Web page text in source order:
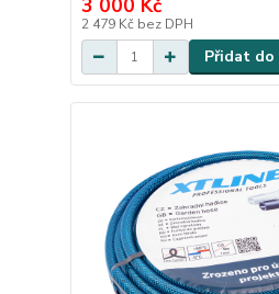
3 000 Kč
2 479 Kč bez DPH
Přidat do